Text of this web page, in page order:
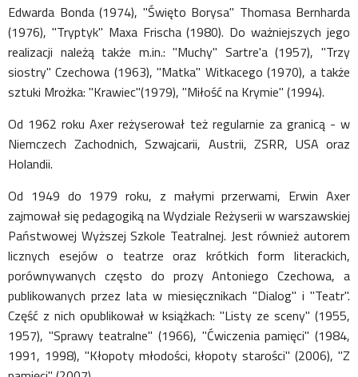
Edwarda Bonda (1974), "Święto Borysa" Thomasa Bernharda
(1976), "Tryptyk" Maxa Frischa (1980). Do ważniejszych jego
realizacji należą także m.in.: "Muchy" Sartre'a (1957), "Trzy
siostry" Czechowa (1963), "Matka" Witkacego (1970), a także
sztuki Mrożka: "Krawiec"(1979), "Miłość na Krymie" (1994).
Od 1962 roku Axer reżyserował też regularnie za granicą - w
Niemczech Zachodnich, Szwajcarii, Austrii, ZSRR, USA oraz
Holandii.
Od 1949 do 1979 roku, z małymi przerwami, Erwin Axer
zajmował się pedagogiką na Wydziale Reżyserii w warszawskiej
Państwowej Wyższej Szkole Teatralnej. Jest również autorem
licznych esejów o teatrze oraz krótkich form literackich,
porównywanych często do prozy Antoniego Czechowa, a
publikowanych przez lata w miesięcznikach "Dialog" i "Teatr".
Część z nich opublikował w książkach: "Listy ze sceny" (1955,
1957), "Sprawy teatralne" (1966), "Ćwiczenia pamięci" (1984,
1991, 1998), "Kłopoty młodości, kłopoty starości" (2006), "Z